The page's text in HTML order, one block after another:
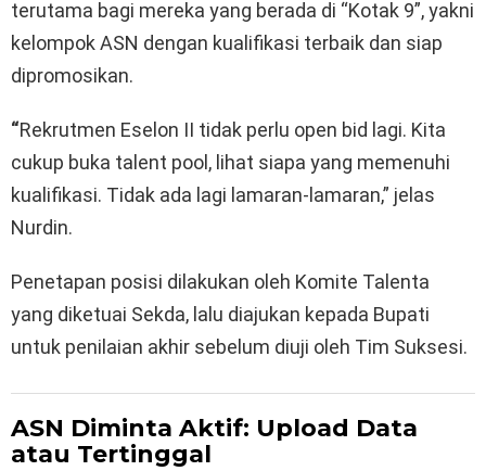
terutama bagi mereka yang berada di “Kotak 9”, yakni
kelompok ASN dengan kualifikasi terbaik dan siap
dipromosikan.
“Rekrutmen Eselon II tidak perlu open bid lagi. Kita
cukup buka talent pool, lihat siapa yang memenuhi
kualifikasi. Tidak ada lagi lamaran-lamaran,” jelas
Nurdin.
Penetapan posisi dilakukan oleh Komite Talenta
yang diketuai Sekda, lalu diajukan kepada Bupati
untuk penilaian akhir sebelum diuji oleh Tim Suksesi.
ASN Diminta Aktif: Upload Data
atau Tertinggal